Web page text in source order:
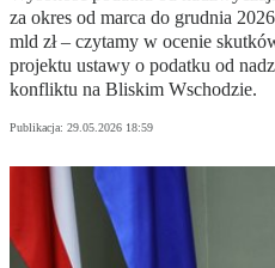
za okres od marca do grudnia
mld zł – czytamy w ocenie
projektu ustawy o podatku od
konfliktu na Bliskim Wschodzie.
Publikacja: 29.05.2026 18:59